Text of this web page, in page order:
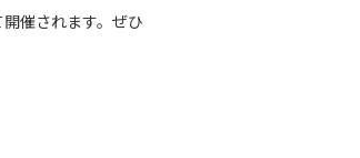
催されます。ぜひ